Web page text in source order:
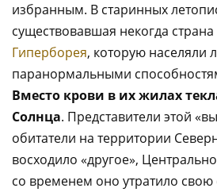
избранным. В старинных
существовавшая некогда
Гиперборея, которую
паранормальными
Вместо крови в их жилах
Солнца. Представители этой
обитатели на территории
восходило «другое»,
со временем оно утратило свою